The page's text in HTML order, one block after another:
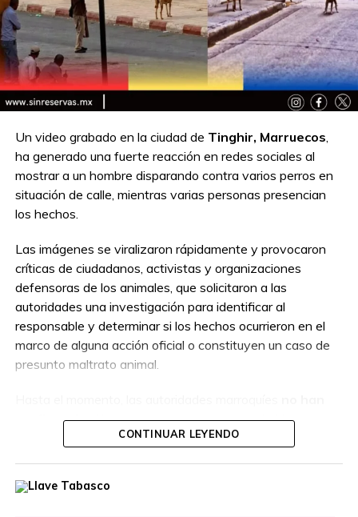
Un video grabado en la ciudad de Tinghir, Marruecos,
ha generado una fuerte reacción en redes sociales al
mostrar a un hombre disparando contra varios perros en
situación de calle, mientras varias personas presencian
los hechos.
Las imágenes se viralizaron rápidamente y provocaron
críticas de ciudadanos, activistas y organizaciones
defensoras de los animales, que solicitaron a las
autoridades una investigación para identificar al
responsable y determinar si los hechos ocurrieron en el
marco de alguna acción oficial o constituyen un caso de
presunto maltrato animal.
confirmadosi la persona que aparece en el video
actuaba como parte de un operativo autorizado o por
permanecen bajo investigación.
CONTINUAR LEYENDO